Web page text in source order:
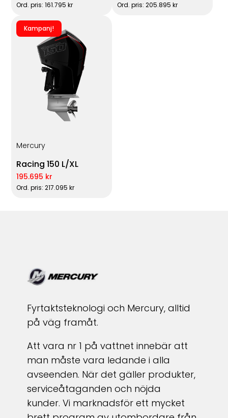
Ord. pris: 161.795 kr Ord. pris: 205.895 kr
Kampanj!
Mercury
Racing 150 L/XL
195.695 kr
Ord. pris: 217.095 kr
Fyrtaktsteknologi och Mercury, alltid
på väg framåt.
Att vara nr 1 på vattnet innebär att
man måste vara ledande i alla
avseenden. När det gäller produkter,
serviceåtaganden och nöjda
kunder. Vi marknadsför ett mycket